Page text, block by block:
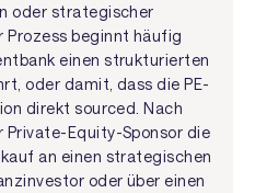
oder strategischer
Prozess beginnt häufig
einen strukturierten
oder damit, dass die PE-
direkt sourced. Nach
Private-Equity-Sponsor die
an einen strategischen
oder über einen